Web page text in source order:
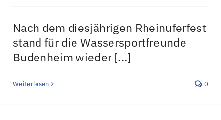
Nach dem diesjährigen Rheinuferfest
stand für die Wassersportfreunde
Budenheim wieder [...]
Weiterlesen 0